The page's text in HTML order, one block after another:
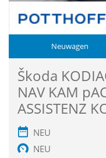
Neuwagen
Škoda
NAV KAM
ASSISTENZ
NEU
NEU